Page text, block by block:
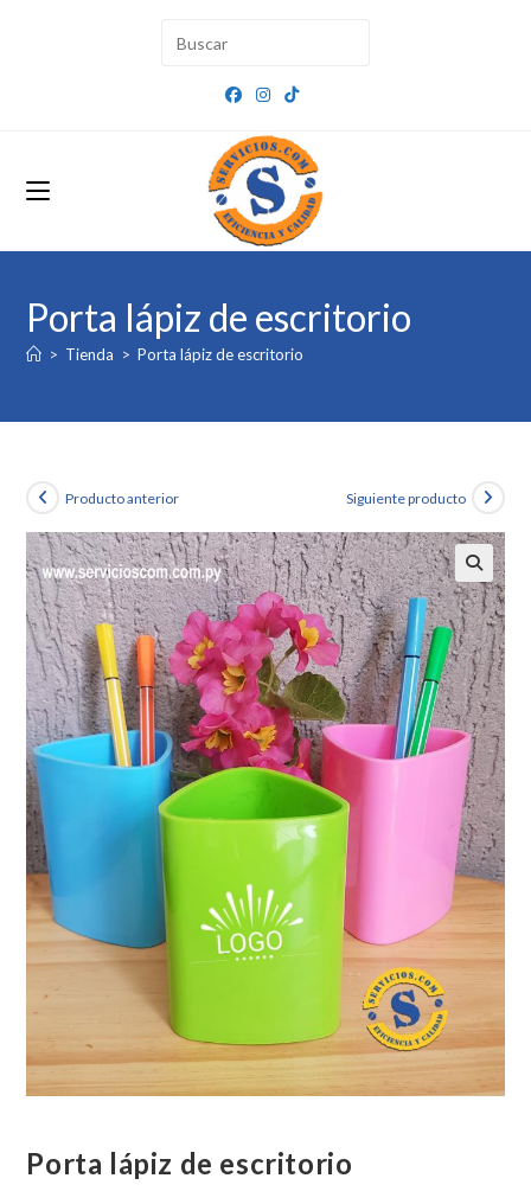
Porta lápiz de escritorio
> Tienda > Porta lápiz de escritorio
Producto anterior Siguiente producto
Porta lápiz de escritorio